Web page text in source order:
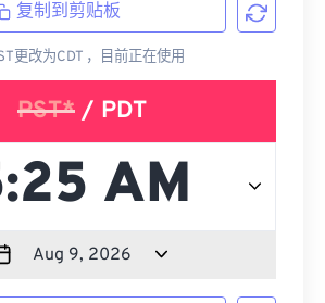
复制到剪贴板
更改为CDT ，目前正在使用
PST*/ PDT